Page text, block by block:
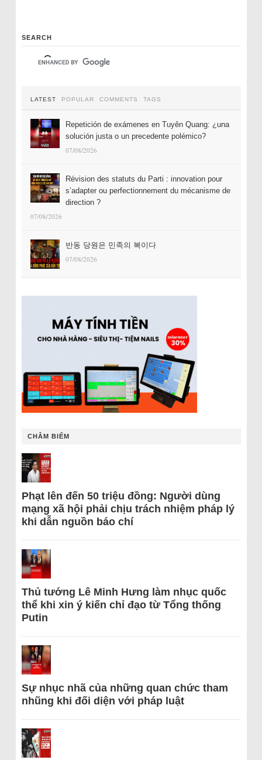
SEARCH
LATEST POPULAR COMMENTS TAGS
Repetición de exámenes en Tuyên Quang: ¿una
solución justa o un precedente polémico?
07/08/2026
Révision des statuts du Parti : innovation pour
s’adapter ou perfectionnement du mécanisme de
direction ?
07/08/2026
반동 당원은 민족의 복이다
07/08/2026
CHÂM BIẾM
Phạt lên đến 50 triệu đồng: Người dùng
mạng xã hội phải chịu trách nhiệm pháp lý
khi dẫn nguồn báo chí
Thủ tướng Lê Minh Hưng làm nhục quốc
thể khi xin ý kiến chỉ đạo từ Tổng thống
Putin
Sự nhục nhã của những quan chức tham
nhũng khi đối diện với pháp luật